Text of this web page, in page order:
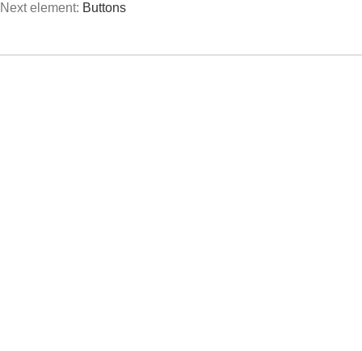
Next element: Buttons